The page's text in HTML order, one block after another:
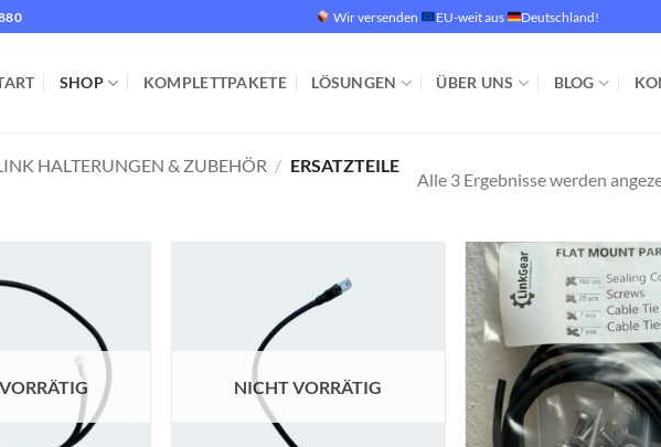
Wir versenden EU-weit aus Deutschland!
SHOP KOMPLETTPAKETE LÖSUNGEN ÜBER UNS BLOG
HALTERUNGEN & ZUBEHÖR / ERSATZTEILE
Alle 3 Ergebnisse werden
Wunschliste
hinzufügen
NICHT VORRÄTIG